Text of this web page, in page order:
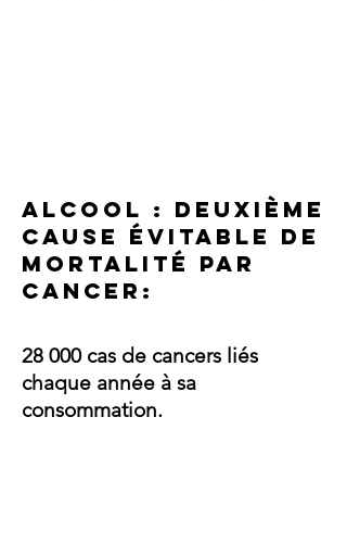
Alcool : deuxième
cause Évitable de
mortalité par
Cancer:
28 000 cas de cancers liés
chaque année à sa
consommation.